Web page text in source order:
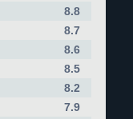
8.8
8.7
8.6
8.5
8.2
7.9